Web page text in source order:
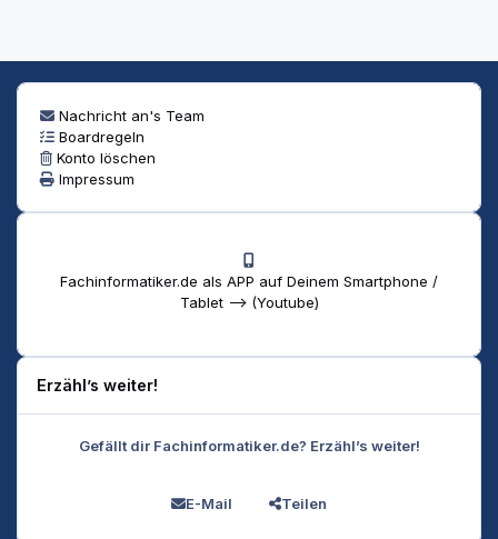
Nachricht an's Team
Boardregeln
Konto löschen
Impressum
Fachinformatiker.de als APP auf Deinem Smartphone /
Tablet --> (Youtube)
Erzähl’s weiter!
Gefällt dir Fachinformatiker.de? Erzähl’s weiter!
E-Mail Teilen